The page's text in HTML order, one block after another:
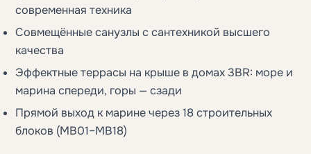
современная техника
Совмещённые санузлы с сантехникой высшего
качества
Эффектные террасы на крыше в домах 3BR: море и
марина спереди, горы — сзади
Прямой выход к марине через 18 строительных
блоков (MB01–MB18)